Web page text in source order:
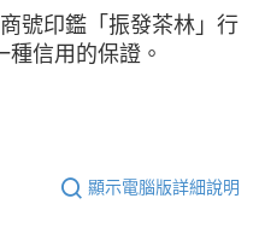
號印鑑「振發茶林」行
種信用的保證 。
顯示電腦版詳細說明